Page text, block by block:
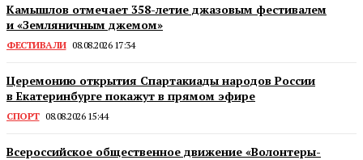
Камышлов отмечает 358-летие джазовым фестивалем
и «Земляничным джемом»
ФЕСТИВАЛИ 08.08.2026 17:34
Церемонию открытия Спартакиады народов России
в Екатеринбурге покажут в прямом эфире
СПОРТ 08.08.2026 15:44
Всероссийское общественное движение «Волонтеры-